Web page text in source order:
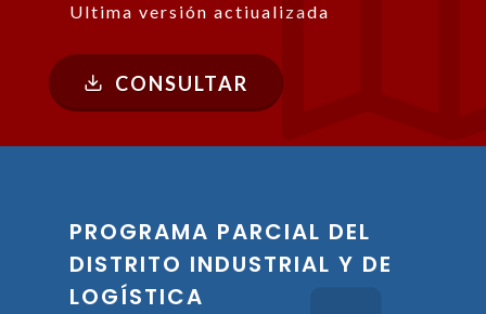
Ultima versión actiualizada
CONSULTAR
PROGRAMA PARCIAL DEL
DISTRITO INDUSTRIAL Y DE
LOGÍSTICA